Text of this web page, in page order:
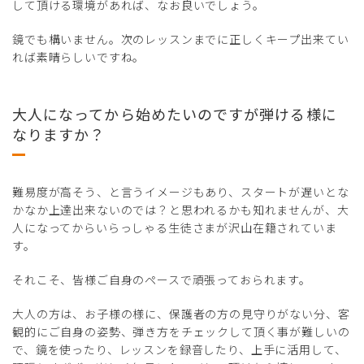
して頂ける環境があれば、なお良いでしょう。
鏡でも構いません。次のレッスンまでに正しくキープ出来てい
れば素晴らしいですね。
大人になってから始めたいのですが弾ける様に
なりますか？
難易度が高そう、と言うイメージもあり、スタートが遅いとな
かなか上達出来ないのでは？と思われるかも知れませんが、大
人になってからいらっしゃる生徒さまが沢山在籍されていま
す。
それこそ、皆様ご自身のペースで頑張っておられます。
大人の方は、お子様の様に、保護者の方の見守りがない分、客
観的にご自身の姿勢、弾き方をチェックして頂く事が難しいの
で、鏡を使ったり、レッスンを録音したり、上手に活用して、